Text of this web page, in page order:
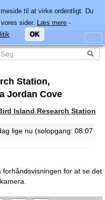
Station,
Jordan Cove
Island Research Station
lige nu (solopgang: 08:07
forhåndsvisningen for at se det
til at virke ordentligt. Du
sider. Læs mere -
OK